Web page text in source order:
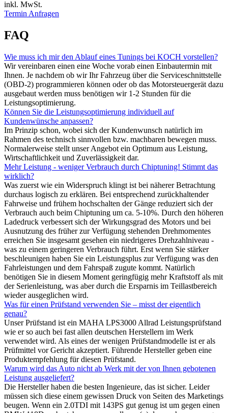
inkl. MwSt.
Termin Anfragen
FAQ
Wie muss ich mir den Ablauf eines Tunings bei KOCH vorstellen?
Wir vereinbaren einen eine Woche vorab einen Einbautermin mit
Ihnen. Je nachdem ob wir Ihr Fahrzeug über die Serviceschnittstelle
(OBD-2) programmieren können oder ob das Motorsteuergerät dazu
ausgebaut werden muss benötigen wir 1-2 Stunden für die
Leistungsoptimierung.
Können Sie die Leistungsoptimierung individuell auf
Kundenwünsche anpassen?
Im Prinzip schon, wobei sich der Kundenwunsch natürlich im
Rahmen des technisch sinnvollen bzw. machbaren bewegen muss.
Normalerweise stellt unser Angebot ein Optimum aus Leistung,
Wirtschaftlichkeit und Zuverlässigkeit dar.
Mehr Leistung - weniger Verbrauch durch Chiptuning! Stimmt das
wirklich?
Was zuerst wie ein Widerspruch klingt ist bei näherer Betrachtung
durchaus logisch zu erklären. Bei entsprechend zurückhaltender
Fahrweise und frühem hochschalten der Gänge reduziert sich der
Verbrauch auch beim Chiptuning um ca. 5-10%. Durch den höheren
Ladedruck verbessert sich der Wirkungsgrad des Motors und bei
Ausnutzung des früher zur Verfügung stehenden Drehmomentes
erreichen Sie insgesamt gesehen ein niedrigeres Drehzahlniveau -
was zu einem geringeren Verbrauch führt. Erst wenn Sie stärker
beschleunigen haben Sie ein Leistungsplus zur Verfügung was den
Fahrleistungen und dem Fahrspaß zugute kommt. Natürlich
benötigen Sie in diesem Moment geringfügig mehr Kraftstoff als mit
der Serienleistung, was aber durch die Ersparnis im Teillastbereich
wieder ausgeglichen wird.
Was für einen Prüfstand verwenden Sie – misst der eigentlich
genau?
Unser Prüfstand ist ein MAHA LPS3000 Allrad Leistungsprüfstand
wie er so auch bei fast allen deutschen Herstellern im Werk
verwendet wird. Als eines der wenigen Prüfstandmodelle ist er als
Prüfmittel vor Gericht akzeptiert. Führende Hersteller geben eine
Produktempfehlung für diesen Prüfstand.
Warum wird das Auto nicht ab Werk mit der von Ihnen gebotenen
Leistung ausgeliefert?
Die Hersteller haben die besten Ingenieure, das ist sicher. Leider
müssen sich diese einem gewissen Druck von Seiten des Marketings
beugen. Wenn ein 2.0TDI mit 143PS gut genug ist um gegen einen